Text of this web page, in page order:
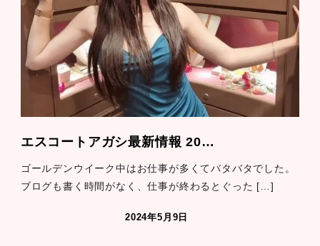
エスコートアガシ最新情報 20…
ゴールデンウイーク中はお仕事が多くてバタバタでした。
ブログも書く時間がなく、仕事が終わるとぐった […]
2024年5月9日